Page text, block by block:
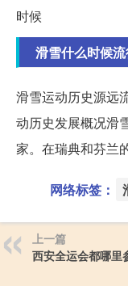
时候
滑雪什么时候
滑雪运动历史源远
动历史发展概况滑
家。在瑞典和芬兰
网络标签：
上一篇
西安全运会都哪里